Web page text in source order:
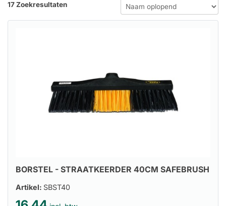
17 Zoekresultaten
BORSTEL - STRAATKEERDER 40CM SAFEBRUSH
Artikel: SBST40